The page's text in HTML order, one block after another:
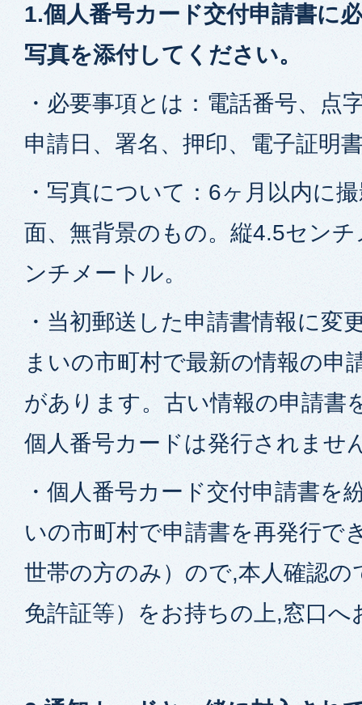
1.個人番号カード交付申請書に
写真を添付してください。
・必要事項とは：電話番号、点
申請日、署名、押印、電子証明
・写真について：6ヶ月以内に
面、無背景のもの。縦4.5セン
ンチメートル。
・当初郵送した申請書情報に変
まいの市町村で最新の情報の申
があります。古い情報の申請書
個人番号カードは発行されませ
・個人番号カード交付申請書を
いの市町村で申請書を再発行で
世帯の方のみ）ので,本人確認の
免許証等）をお持ちの上,窓口